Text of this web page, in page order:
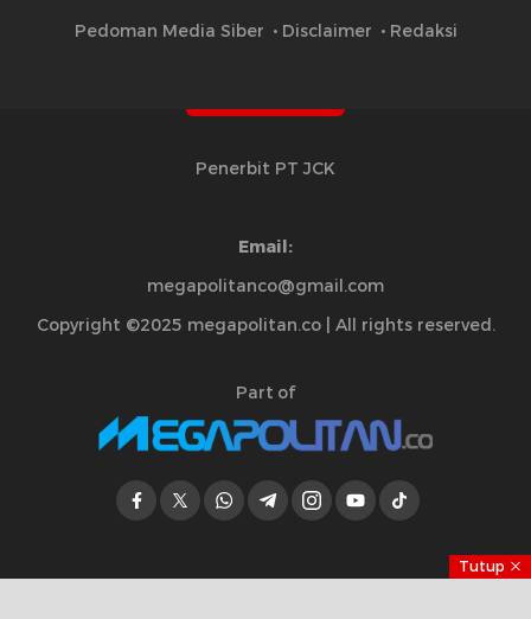
Pedoman Media Siber Disclaimer Redaksi
Penerbit PT JCK
Email:
megapolitanco@gmail.com
Copyright ©2025 megapolitan.co | All rights reserved.
Part of
Tutup